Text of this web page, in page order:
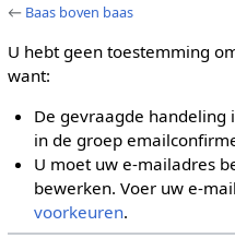
← Baas boven baas
U hebt geen toestemming
want:
De gevraagde handeling
in de groep
U moet uw e-mailadres
bewerken. Voer uw e-
voorkeuren.